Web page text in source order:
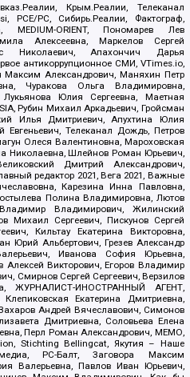
Крым.Реалии, Телеканал
PCE/PC, Сибирь.Реалии, Фактограф,
MEDIUM-ORIENT, Пономарев Лев
Алексеевна, Маркелов Сергей
Николаевич, Апахончич Дарья
антикоррупционное СМИ, VTimes.io,
Максим Александрович, Маняхин Петр
Чуракова Ольга Владимировна,
Юлия Сергеевна, Маетная
Рубин Михаил Аркадьевич, Гройсман
Илья Дмитриевич, Апухтина Юлия
Евгеньевич, Телеканал Дождь, Петров
Олеся Валентиновна, Мароховская
Николаевна, Шлейнов Роман Юрьевич,
Дмитрий Александрович,
редактор 2021, Вега 2021, Важные
Карезина Инна Павловна,
Полина Владимировна, Лютов
Владимирович, Жилинский
Михаил Сергеевич, Пискунов Сергей
Кильтау Екатерина Викторовна,
Юрий Альбертович, Грезев Александр
Иванова София Юрьевна,
Алексей Викторович, Егоров Владимир
Смирнов Сергей Сергеевич, Верзилов
ЖУРНАЛИСТ-ИНОСТРАННЫЙ АГЕНТ,
Екатерина Дмитриевна,
Андрей Вячеславович, Симонов
Дмитриевна, Соловьева Елена
Перл Роман Александрович, МЕМО,
Stichting Bellingcat, Якутия – Наше
РС-Балт, Заговора Максим
Валерьевна, Павлов Иван Юрьевич,